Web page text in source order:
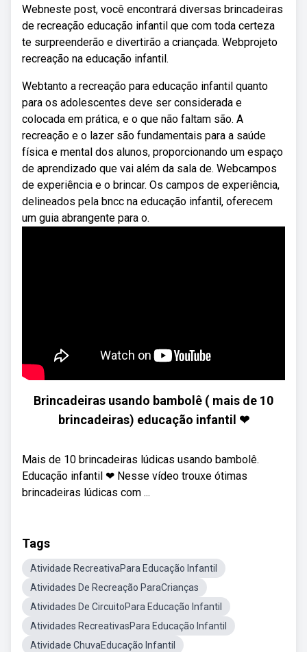
Webneste post, você encontrará diversas brincadeiras
de recreação educação infantil que com toda certeza
te surpreenderão e divertirão a criançada. Webprojeto
recreação na educação infantil.
Webtanto a recreação para educação infantil quanto
para os adolescentes deve ser considerada e
colocada em prática, e o que não faltam são. A
recreação e o lazer são fundamentais para a saúde
física e mental dos alunos, proporcionando um espaço
de aprendizado que vai além da sala de. Webcampos
de experiência e o brincar. Os campos de experiência,
delineados pela bncc na educação infantil, oferecem
um guia abrangente para o.
Brincadeiras usando bambolê ( mais de 10
brincadeiras) educação infantil ❤
Mais de 10 brincadeiras lúdicas usando bambolê.
Educação infantil ❤ Nesse vídeo trouxe ótimas
brincadeiras lúdicas com ...
Tags
Atividade RecreativaPara Educação Infantil
Atividades De Recreação ParaCrianças
Atividades De CircuitoPara Educação Infantil
Atividades RecreativasPara Educação Infantil
Atividade ChuvaEducação Infantil